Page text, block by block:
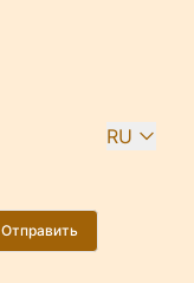
RU
Отправить